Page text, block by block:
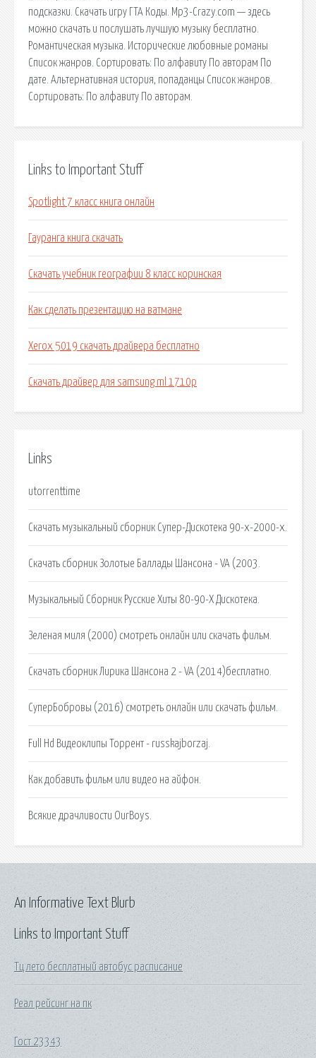
подсказки. Скачать игру ГТА Коды. Mp3-Crazy.com — здесь
можно скачать и послушать лучшую музыку бесплатно.
Романтическая музыка. Исторические любовные романы
Список жанров. Сортировать: По алфавиту По авторам По
дате. Альтернативная история, попаданцы Список жанров.
Сортировать: По алфавиту По авторам.
Links to Important Stuff
Spotlight 7 класс книга онлайн
Гауранга книга скачать
Скачать учебник географии 8 класс коринская
Как сделать презентацию на ватмане
Xerox 5019 скачать драйвера бесплатно
Скачать драйвер для samsung ml 1710p
Links
utorrenttime
Скачать музыкальный сборник Супер-Дискотека 90-х-2000-х.
Скачать сборник Золотые Баллады Шансона - VA (2003.
Музыкальный Сборник Русские Хиты 80-90-Х Дискотека.
Зеленая миля (2000) смотреть онлайн или скачать фильм.
Скачать сборник Лирика Шансона 2 - VA (2014)бесплатно.
СуперБобровы (2016) смотреть онлайн или скачать фильм.
Full Hd Видеоклипы Торрент - russkajborzaj.
Как добавить фильм или видео на айфон.
Всякие драчливости OurBoys.
Links to Important Stuff
Тц лето бесплатный автобус расписание
Реал рейсинг на пк
Гост 23343
An Informative Text Blurb